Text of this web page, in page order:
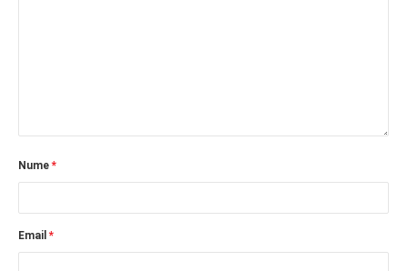
Nume *
Email *